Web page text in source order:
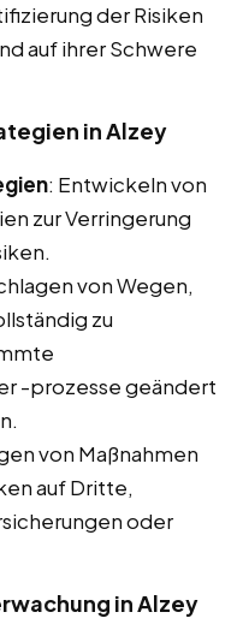
der Risiken
auf ihrer Schwere
in Alzey
: Entwickeln von
zur Verringerung
von Wegen,
zu
-prozesse geändert
von Maßnahmen
auf Dritte,
oder
in Alzey